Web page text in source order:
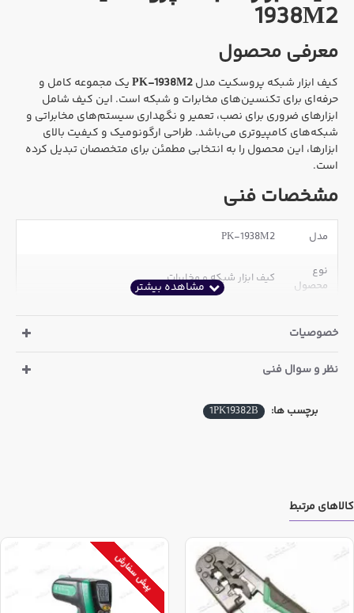
1938M2
معرفی محصول
کیف ابزار شبکه پروسکیت مدلPK-1938M2یک مجموعه کامل و
حرفه‌ای برای تکنسین‌های مخابرات و شبکه است. این کیف شامل
ابزارهای ضروری برای نصب، تعمیر و نگهداری سیستم‌های مخابراتی و
شبکه‌های کامپیوتری می‌باشد. طراحی ارگونومیک و کیفیت بالای
ابزارها، این محصول را به انتخابی مطمئن برای متخصصان تبدیل کرده
است.
مشخصات فنی
مدل PK-1938M2
نوع
محصول
کیف ابزار شبکه و مخابرات
ابزار
کیف دارای کیف مقاوم و قابل حمل
کاربرد
نصب و نگهداری شبکه، مخابرات، سیستم‌های نظارت
تصویری و تعمیرات عمومی
کیف قابل حمل و مقاوم برای سهولت در جابجایی
کیفیت ساخت بالا و دوام طولانی‌مدت
خصوصیات
نظر و سوال فنی
برچسب ها: 1PK19382B
کالاهای مرتبط
پیش سفارش